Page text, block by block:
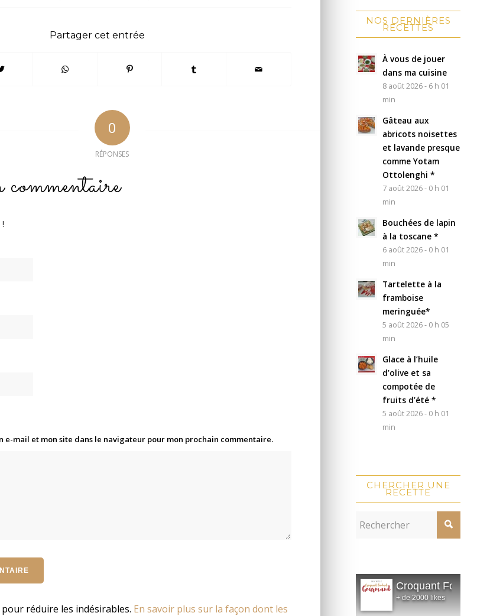
Partager cet entrée
0
RÉPONSES
e-mail et mon site dans le navigateur pour mon prochain commentaire.
réduire les indésirables. En savoir plus sur la façon dont les
NOS DERNIÈRES
RECETTES
À vous de jouer
dans ma cuisine
8 août 2026 - 6 h 01
min
Gâteau aux
abricots noisettes
et lavande presque
comme Yotam
Ottolenghi *
7 août 2026 - 0 h 01
min
Bouchées de lapin
à la toscane *
6 août 2026 - 0 h 01
min
Tartelette à la
framboise
meringuée*
5 août 2026 - 0 h 05
min
Glace à l’huile
d’olive et sa
compotée de
fruits d’été *
5 août 2026 - 0 h 01
min
CHERCHER UNE
RECETTE
Croquant Fondant
+ de 2000 likes